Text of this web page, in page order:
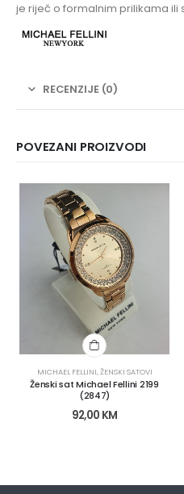
je riječ o formalnim prilikama ili
RECENZIJE (0)
POVEZANI PROIZVODI
MICHAEL FELLINI,ŽENSKI SATOVI
Ženski sat Michael Fellini 2199
(2847)
92,00 KM